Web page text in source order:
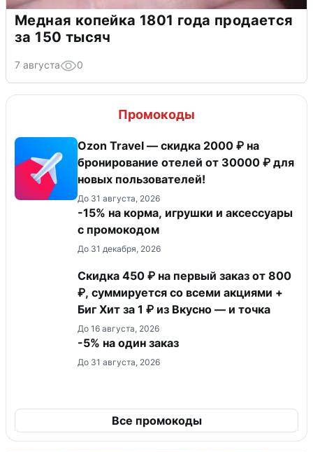
Медная копейка 1801 года продается
за 150 тысяч
7 августа 0
Промокоды
Ozon Travel — скидка 2000 ₽ на
бронирование отелей от 30000 ₽ для
новых пользователей!
До 31 августа, 2026
-15% на корма, игрушки и аксессуары
с промокодом
До 31 декабря, 2026
Скидка 450 ₽ на первый заказ от 800
₽, суммируется со всеми акциями +
Биг Хит за 1 ₽ из Вкусно — и точка
До 16 августа, 2026
-5% на один заказ
До 31 августа, 2026
Все промокоды